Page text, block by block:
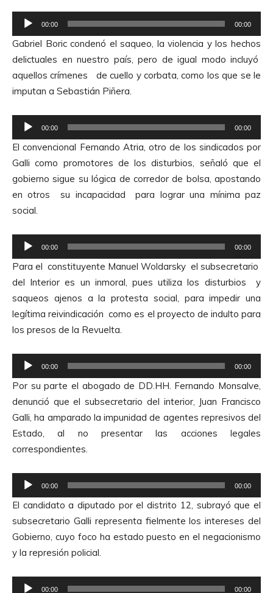
e
p
r
o
d
u
t
o
r
d
e
i
o
00:00 00:00
Gabriel Boric condenó el saqueo, la violencia y los hechos
delictuales en nuestro país, pero de igual modo incluyó
aquellos crímenes de cuello y corbata, como los que se le
imputan a Sebastián Piñera.
e
p
r
o
d
u
c
o
r
d
e
A
o
00:00 00:00
El convencional Fernando Atria, otro de los sindicados por
Galli como promotores de los disturbios, señaló que el
gobierno sigue su lógica de corredor de bolsa, apostando
en otros su incapacidad para lograr una mínima paz
social.
e
p
r
o
d
u
c
o
r
d
e
A
o
00:00 00:00
Para el constituyente Manuel Woldarsky el subsecretario
del Interior es un inmoral, pues utiliza los disturbios y
saqueos ajenos a la protesta social, para impedir una
legítima reivindicación como es el proyecto de indulto para
los presos de la Revuelta.
e
p
r
o
d
u
c
o
r
d
e
00:00 00:00
Por su parte el abogado de DD.HH. Fernando Monsalve,
denunció que el subsecretario del interior, Juan Francisco
Galli, ha amparado la impunidad de agentes represivos del
Estado, al no presentar las acciones legales
correspondientes.
e
p
r
o
d
u
00:00 00:00
El candidato a diputado por el distrito 12, subrayó que el
subsecretario Galli representa fielmente los intereses del
Gobierno, cuyo foco ha estado puesto en el negacionismo
y la represión policial.
00:00 00:00